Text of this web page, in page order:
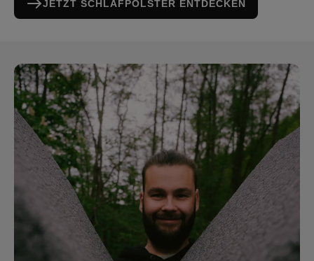
JETZT SCHLAFPOLSTER ENTDECKEN